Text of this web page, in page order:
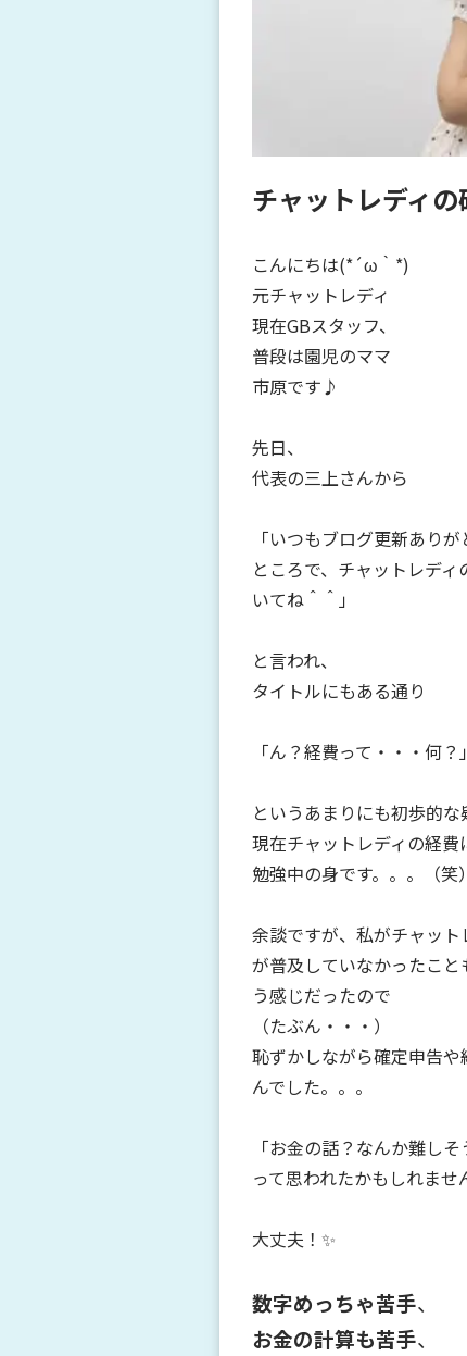
チャットレディ
こんにちは(*´ω｀*)
元チャットレディ
現在GBスタッフ、
普段は園児のママ
市原です♪
先日、
代表の三上さんから
「いつもブログ更新ありが
ところで、チャットレデ
いてね＾＾」
と言われ、
タイトルにもある通り
「ん？経費って・・・何？」
というあまりにも初歩的
現在チャットレディの経費
勉強中の身です。。。（笑）
余談ですが、私がチャッ
が普及していなかったこ
う感じだったので
（たぶん・・・）
恥ずかしながら確定申告
んでした。。。
「お金の話？なんか難しそ
って思われたかもしれませ
大丈夫！✨
数字めっちゃ苦手、
お金の計算も苦手、